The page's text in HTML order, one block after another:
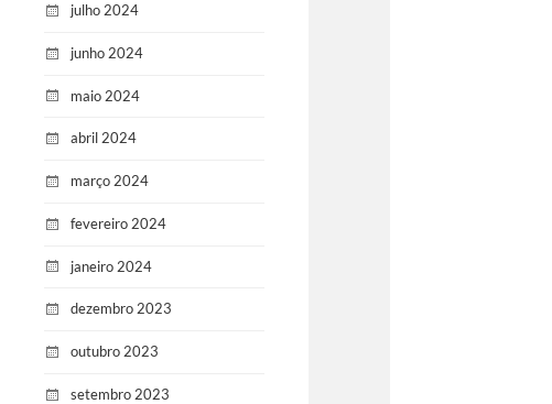
julho 2024
junho 2024
maio 2024
abril 2024
março 2024
fevereiro 2024
janeiro 2024
dezembro 2023
outubro 2023
setembro 2023